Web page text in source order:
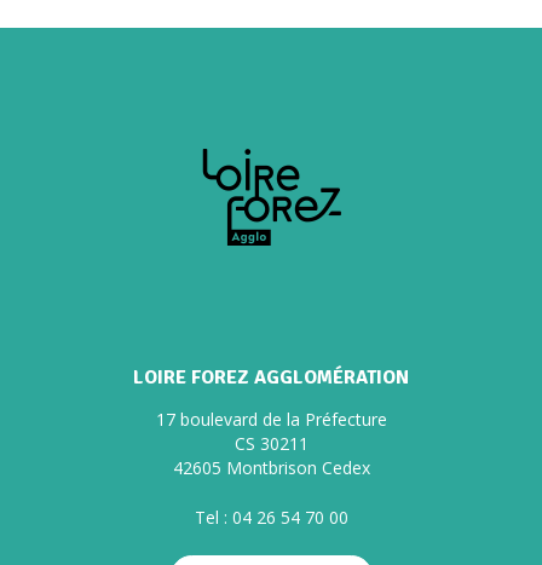
LOIRE FOREZ AGGLOMÉRATION
17 boulevard de la Préfecture
CS 30211
42605 Montbrison Cedex
Tel : 04 26 54 70 00